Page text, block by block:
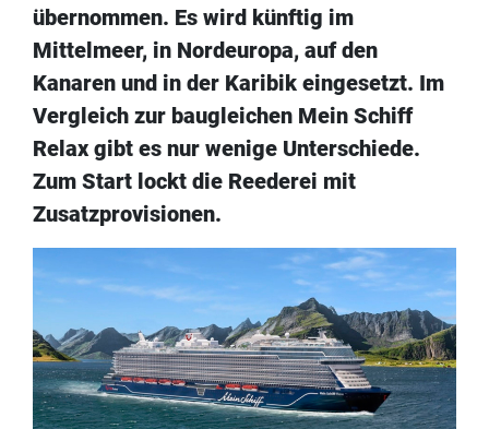
übernommen. Es wird künftig im
Mittelmeer, in Nordeuropa, auf den
Kanaren und in der Karibik eingesetzt. Im
Vergleich zur baugleichen Mein Schiff
Relax gibt es nur wenige Unterschiede.
Zum Start lockt die Reederei mit
Zusatzprovisionen.